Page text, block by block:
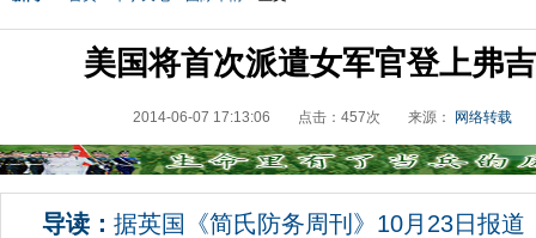
美国将首次派遣女军官登上弗
2014-06-07 17:13:06 点击：457次 来源： 网络转载
导读： 据英国《简氏防务周刊》10月23日报